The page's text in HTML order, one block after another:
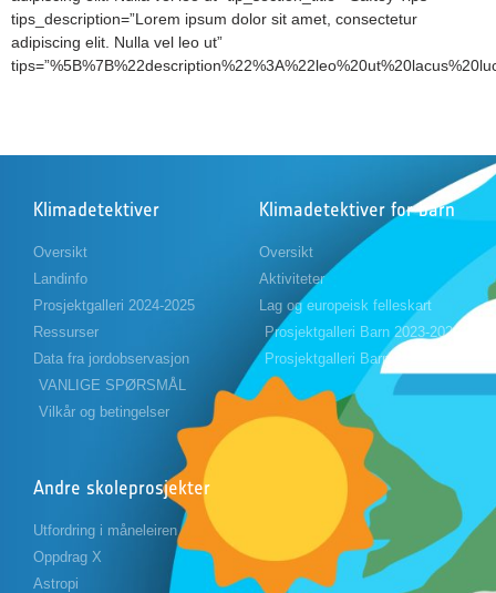
tips_description=”Lorem ipsum dolor sit amet, consectetur
adipiscing elit. Nulla vel leo ut”
Klimadetektiver
Oversikt
Landinfo
Prosjektgalleri 2024-2025
Ressurser
Data fra jordobservasjon
VANLIGE SPØRSMÅL
Vilkår og betingelser
Klimadetektiver for barn
Oversikt
Aktiviteter
Lag og europeisk felleskart
Prosjektgalleri Barn 2023-2024
Prosjektgalleri Barn 2024-2025
Andre skoleprosjekter
Utfordring i måneleiren
Oppdrag X
Astropi